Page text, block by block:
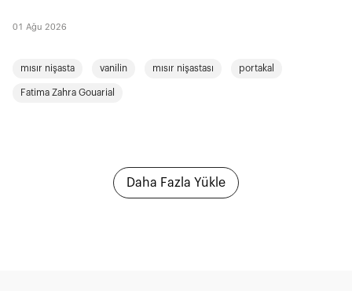
yapılan portakallı meskouta, çayın yanında ikram
01 Ağu 2026
mısır nişasta vanilin mısır nişastası portakal
Fatima Zahra Gouarial
Daha Fazla Yükle